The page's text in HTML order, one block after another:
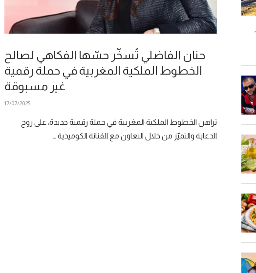
حنان الفاضلي تُسخّر حسّها الفكاهي لصالح
الخطوط الملكية المغربية في حملة رقمية
غير مسبوقة
17/07/2025
تراهن الخطوط الملكية المغربية في حملة رقمية جديدة، على روح
الدعابة والتميّز من خلال التعاون مع الفنانة الكوميدية …